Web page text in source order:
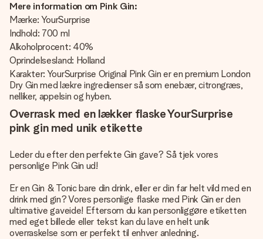
Mere information om Pink Gin:
Mærke: YourSurprise
Indhold: 700 ml
Alkoholprocent: 40%
Oprindelsesland: Holland
Karakter: YourSurprise Original Pink Gin er en premium London
Dry Gin med lækre ingredienser så som enebær, citrongræs,
nelliker, appelsin og hyben.
Overrask med en lækker flaske YourSurprise
pink gin med unik etikette
Leder du efter den perfekte Gin gave? Så tjek vores
personlige Pink Gin ud!
Er en Gin & Tonic bare din drink, eller er din far helt vild med en
drink med gin? Vores personlige flaske med Pink Gin er den
ultimative gaveide! Eftersom du kan personliggøre etiketten
med eget billede eller tekst kan du lave en helt unik
overraskelse som er perfekt til enhver anledning.